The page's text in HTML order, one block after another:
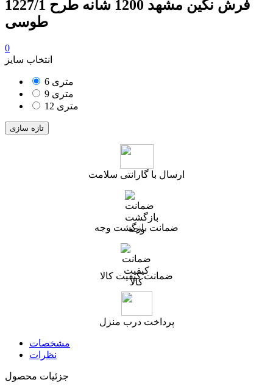
فرش نگین مشهد 1200 شانه طرح 1227/1
طوسی
0
انتخاب سایز
6 متری
9 متری
12 متری
ارسال با گارانتی سلامت
ضمانت بازگشت وجه
ضمانت کیفیت کالا
پرداخت درب منزل
مشخصات
نظرات
جزئیات محصول